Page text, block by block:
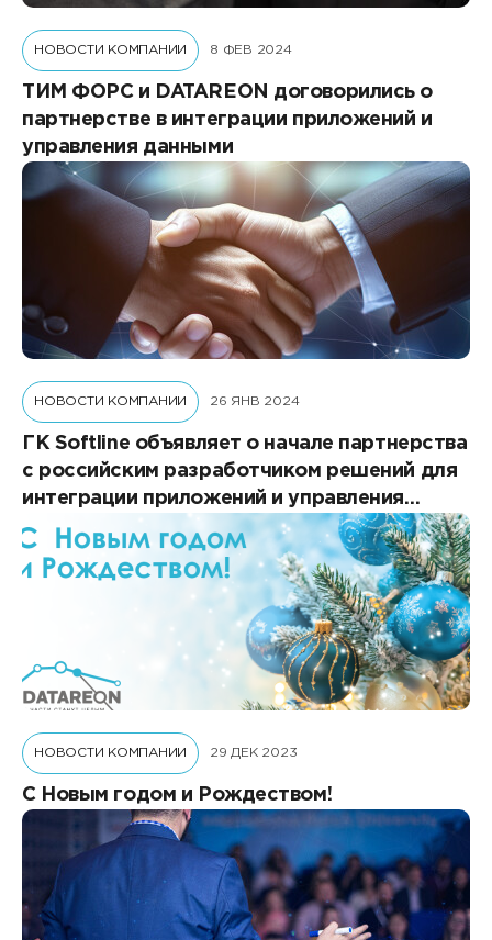
НОВОСТИ КОМПАНИИ 8 ФЕВ 2024
ТИМ ФОРС и DATAREON договорились о
партнерстве в интеграции приложений и
управления данными
НОВОСТИ КОМПАНИИ 26 ЯНВ 2024
ГК Softline объявляет о начале партнерства
с российским разработчиком решений для
интеграции приложений и управления
данными DATAREON
НОВОСТИ КОМПАНИИ 29 ДЕК 2023
С Новым годом и Рождеством!